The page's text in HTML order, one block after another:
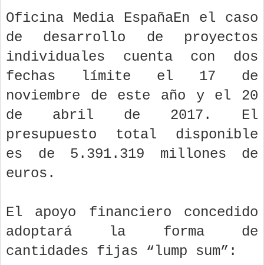
Oficina Media EspañaEn el caso
de desarrollo de proyectos
individuales cuenta con dos
fechas límite el 17 de
noviembre de este año y el 20
de abril de 2017. El
presupuesto total disponible
es de 5.391.319 millones de
euros.
El apoyo financiero concedido
adoptará la forma de
cantidades fijas “lump sum”: